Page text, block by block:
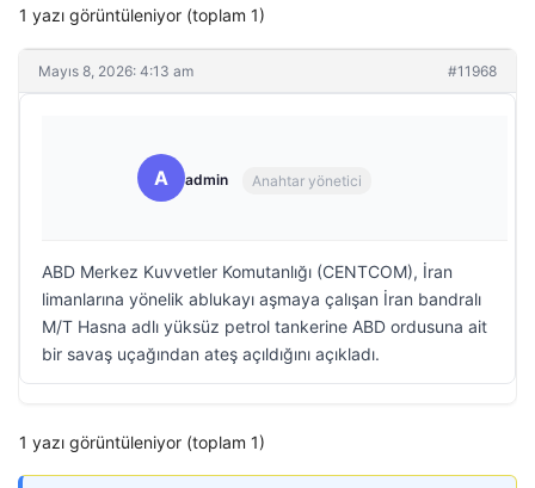
1 yazı görüntüleniyor (toplam 1)
Mayıs 8, 2026: 4:13 am #11968
A admin Anahtar yönetici
ABD Merkez Kuvvetler Komutanlığı (CENTCOM), İran
limanlarına yönelik ablukayı aşmaya çalışan İran bandralı
M/T Hasna adlı yüksüz petrol tankerine ABD ordusuna ait
bir savaş uçağından ateş açıldığını açıkladı.
1 yazı görüntüleniyor (toplam 1)